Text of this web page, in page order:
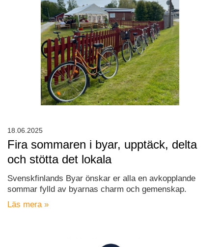
Fira sommaren i byar, upptäck, delta
och stötta det lokala
Svenskfinlands Byar önskar er alla en avkopplande
sommar fylld av byarnas charm och gemenskap.
Läs mera »
18.06.2025